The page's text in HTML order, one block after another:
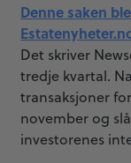
Denne saken
Det skriver
tredje kvartal.
transaksjoner
november og
investorenes